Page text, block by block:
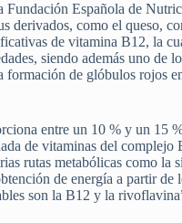
Fundación Española de
derivados, como el queso,
de vitamina B12, la
siendo además uno de
formación de glóbulos rojos
entre un 10 % y un 15
de vitaminas del complejo
rutas metabólicas como la
de energía a partir de
son la B12 y la